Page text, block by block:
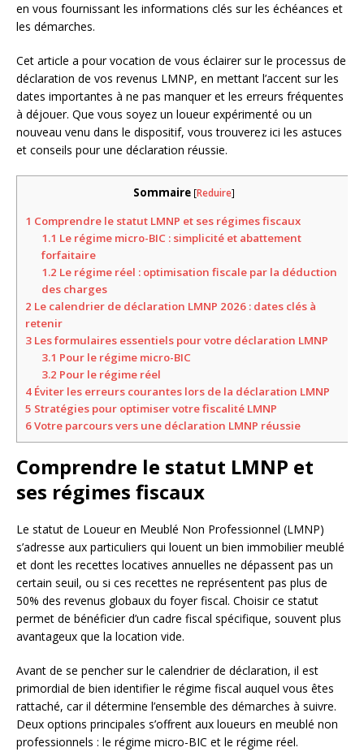
en vous fournissant les informations clés sur les échéances et
les démarches.
Cet article a pour vocation de vous éclairer sur le processus de
déclaration de vos revenus LMNP, en mettant l’accent sur les
dates importantes à ne pas manquer et les erreurs fréquentes
à déjouer. Que vous soyez un loueur expérimenté ou un
nouveau venu dans le dispositif, vous trouverez ici les astuces
et conseils pour une déclaration réussie.
Sommaire [Reduire]
1 Comprendre le statut LMNP et ses régimes fiscaux
1.1 Le régime micro-BIC : simplicité et abattement
forfaitaire
1.2 Le régime réel : optimisation fiscale par la déduction
des charges
2 Le calendrier de déclaration LMNP 2026 : dates clés à
retenir
3 Les formulaires essentiels pour votre déclaration LMNP
3.1 Pour le régime micro-BIC
3.2 Pour le régime réel
4 Éviter les erreurs courantes lors de la déclaration LMNP
5 Stratégies pour optimiser votre fiscalité LMNP
6Votre parcours vers une déclaration LMNP réussie
Comprendre le statut LMNP et
ses régimes fiscaux
Le statut de Loueur en Meublé Non Professionnel (LMNP)
s’adresse aux particuliers qui louent un bien immobilier meublé
et dont les recettes locatives annuelles ne dépassent pas un
certain seuil, ou si ces recettes ne représentent pas plus de
50% des revenus globaux du foyer fiscal. Choisir ce statut
permet de bénéficier d’un cadre fiscal spécifique, souvent plus
avantageux que la location vide.
Avant de se pencher sur le calendrier de déclaration, il est
primordial de bien identifier le régime fiscal auquel vous êtes
rattaché, car il détermine l’ensemble des démarches à suivre.
Deux options principales s’offrent aux loueurs en meublé non
professionnels : le régime micro-BIC et le régime réel.